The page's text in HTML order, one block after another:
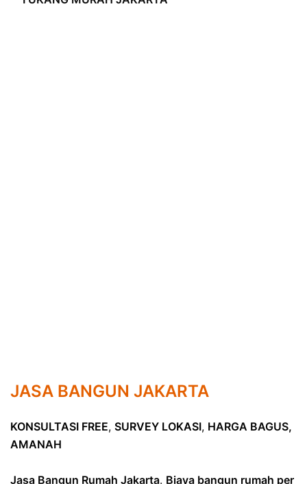
JASA BANGUN JAKARTA
KONSULTASI FREE, SURVEY LOKASI, HARGA BAGUS,
AMANAH
Jasa Bangun Rumah Jakarta. Biaya bangun rumah per